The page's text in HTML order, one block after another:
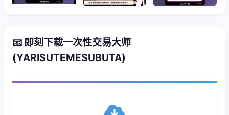
📧 即刻下载一次性交易大师
(YARISUTEMESUBUTA)